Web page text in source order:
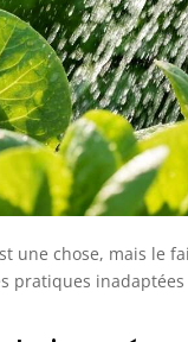
et aux
Le
de L 61
H 83 cm,
de
couleur
touche
Notre bac
une
tout en
taille non
aux
58 *
une chose, mais le
pratiques